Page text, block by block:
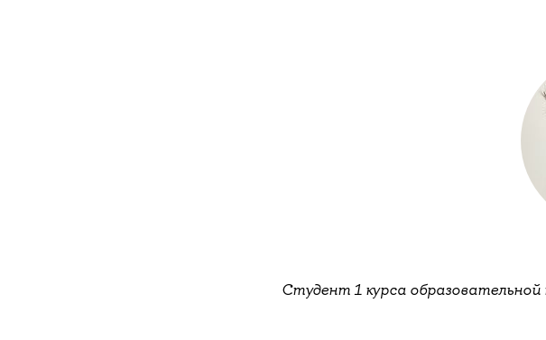
Студент 1 курса